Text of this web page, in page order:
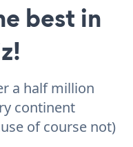
best in
a half million
continent
of course not)